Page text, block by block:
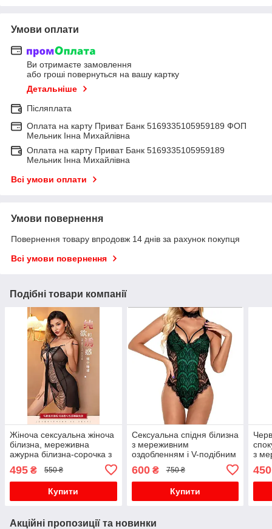
Умови оплати
Ви отримаєте замовлення
або гроші повернуться на вашу картку
Детальніше
Післяплата
Оплата на карту Приват Банк 5169335105959189 ФОП
Мельник Інна Михайлівна
Оплата на карту Приват Банк 5169335105959189
Мельник Інна Михайлівна
Всі умови оплати
Умови повернення
Повернення товару впродовж 14 днів за рахунок покупця
Всі умови повернення
Подібні товари компанії
Жіноча сексуальна жіноча
білизна, мереживна
ажурна білизна-сорочка з
відкритим кроковим швом
495 ₴ 550 ₴
Купити
Сексуальна спідня білизна
з мереживним
оздобленням і V-подібним
вирізом, мереживне боді
зеленого кольору
600₴ 750 ₴
Купити
з
450
Акційні пропозиції та новинки